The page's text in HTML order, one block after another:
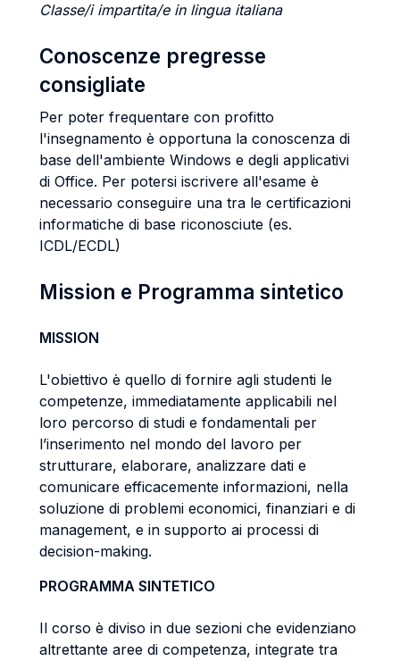
Classe/i impartita/e in lingua italiana
Conoscenze pregresse
consigliate
Per poter frequentare con profitto
l'insegnamento è opportuna la conoscenza di
base dell'ambiente Windows e degli applicativi
di Office. Per potersi iscrivere all'esame è
necessario conseguire una tra le certificazioni
informatiche di base riconosciute (es.
ICDL/ECDL)
Mission e Programma sintetico
MISSION
L'obiettivo è quello di fornire agli studenti le
competenze, immediatamente applicabili nel
loro percorso di studi e fondamentali per
l’inserimento nel mondo del lavoro per
strutturare, elaborare, analizzare dati e
comunicare efficacemente informazioni, nella
soluzione di problemi economici, finanziari e di
management, e in supporto ai processi di
decision-making.
PROGRAMMA SINTETICO
Il corso è diviso in due sezioni che evidenziano
altrettante aree di competenza, integrate tra